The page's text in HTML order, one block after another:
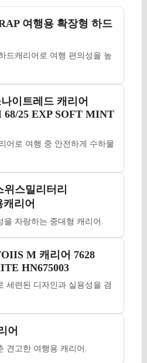
여행용 확장형 하드
드캐리어로 여행 편의성을 높
이트레드 캐리어
25 EXP SOFT MINT
어로 여행 중 안전하게 수하물
스밀리터리
리어
자랑하는 중대형 캐리어.
M 캐리어 7628
HN675003
세련된 디자인과 실용성을 겸
어
견고한 여행용 캐리어.